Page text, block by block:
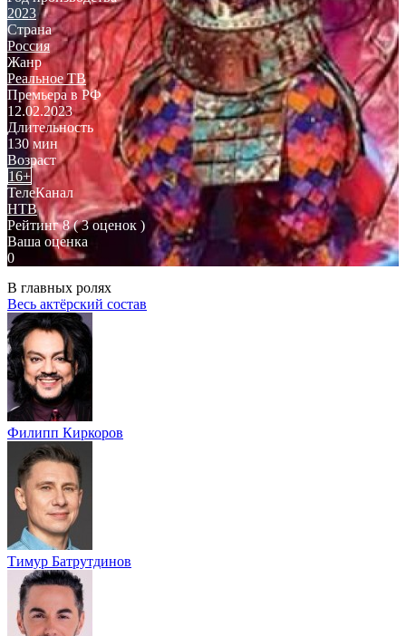
2023
Страна
Россия
Жанр
Реальное ТВ
Премьера в РФ
12.02.2023
Длительность
130 мин
Возраст
16+
ТелеКанал
НТВ
Рейтинг 8 ( 3 оценок )
Ваша оценка
0
В главных ролях
Весь актёрский состав
Филипп Киркоров
Тимур Батрутдинов